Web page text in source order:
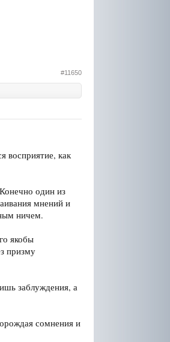
#11650
восприятие, как
один из
мнений и
ничем.
якобы
призму
заблуждения, а
сомнения и